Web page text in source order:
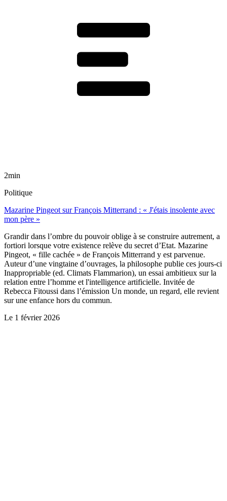
2min
Politique
Mazarine Pingeot sur François Mitterrand : « J'étais insolente avec
mon père »
Grandir dans l’ombre du pouvoir oblige à se construire autrement, a
fortiori lorsque votre existence relève du secret d’Etat. Mazarine
Pingeot, « fille cachée » de François Mitterrand y est parvenue.
Auteur d’une vingtaine d’ouvrages, la philosophe publie ces jours-ci
Inappropriable (ed. Climats Flammarion), un essai ambitieux sur la
relation entre l’homme et l'intelligence artificielle. Invitée de
Rebecca Fitoussi dans l’émission Un monde, un regard, elle revient
sur une enfance hors du commun.
Le 1 février 2026